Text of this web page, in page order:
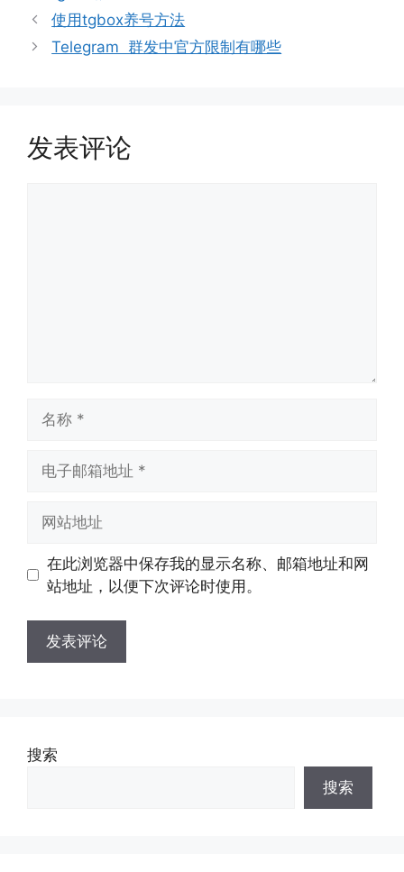
类
文
章
使用tgbox养号方法
Telegram 群发中官方限制有哪些
发表评论
址
址
在此浏览器中保存我的显示名称、邮箱地址和网
站地址，以便下次评论时使用。
搜索
搜索